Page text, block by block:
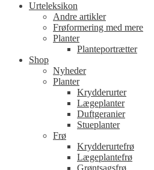
Urteleksikon
Andre artikler
Frøformering med mere
Planter
Planteportrætter
Shop
Nyheder
Planter
Krydderurter
Lægeplanter
Duftgeranier
Stueplanter
Frø
Krydderurtefrø
Lægeplantefrø
Grøntsagsfrø